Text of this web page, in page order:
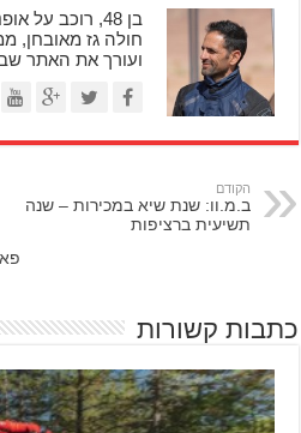
חולה גז מאובחן,
ועורך את האתר
הקודם
ב.מ.וו: שנת שיא במכירות – שנה
תשיעית ברציפות
כתבות קשורות